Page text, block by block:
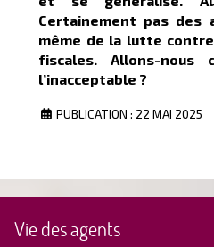
Certainement pas
même de la lutte
fiscales. Allons-nous
l’inacceptable ?
PUBLICATION : 22 MAI 2025
Vie des agents